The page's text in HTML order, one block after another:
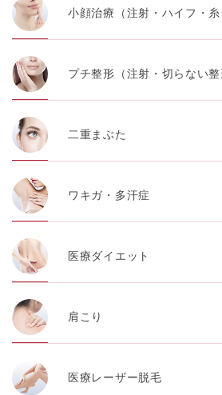
小顔治療（注射・ハイフ・糸
プチ整形（注射・切らない整
二重まぶた
ワキガ・多汗症
医療ダイエット
肩こり
医療レーザー脱毛